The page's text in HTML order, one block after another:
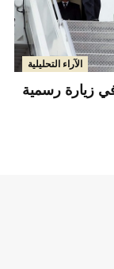
الآراء التحليلية
زيارة رسمية